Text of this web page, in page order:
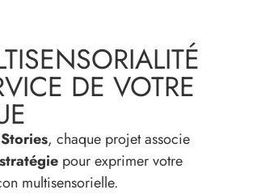
DE VOTRE
, chaque projet associe
pour exprimer votre
multisensorielle.